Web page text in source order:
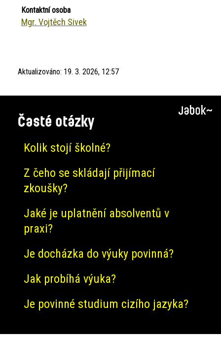
Kontaktní osoba
Mgr. Vojtěch Sivek
Aktualizováno: 19. 3. 2026, 12:57
Časté otázky
Kolik stojí školné?
Z čeho se skládají přijímací
zkoušky?
Jaké je uplatnění absolventů v
praxi?
Je docházka do výuky povinná?
Jak probíhá výuka?
Je povinné studium cizího jazyka?